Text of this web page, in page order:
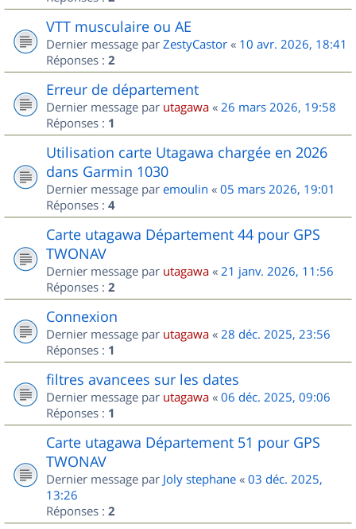
VTT musculaire ou AE
Dernier message par ZestyCastor « 10 avr. 2026, 18:41
Réponses : 2
Erreur de département
Dernier message par utagawa « 26 mars 2026, 19:58
Réponses : 1
Utilisation carte Utagawa chargée en 2026
dans Garmin 1030
Dernier message par emoulin « 05 mars 2026, 19:01
Réponses : 4
Carte utagawa Département 44 pour GPS
TWONAV
Dernier message par utagawa « 21 janv. 2026, 11:56
Réponses : 2
Connexion
Dernier message par utagawa « 28 déc. 2025, 23:56
Réponses : 1
filtres avancees sur les dates
Dernier message par utagawa « 06 déc. 2025, 09:06
Réponses : 1
Carte utagawa Département 51 pour GPS
TWONAV
Dernier message par Joly stephane « 03 déc. 2025,
13:26
Réponses : 2